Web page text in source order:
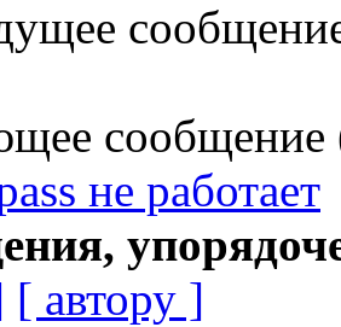
сообщение
не работает
[ автору ]